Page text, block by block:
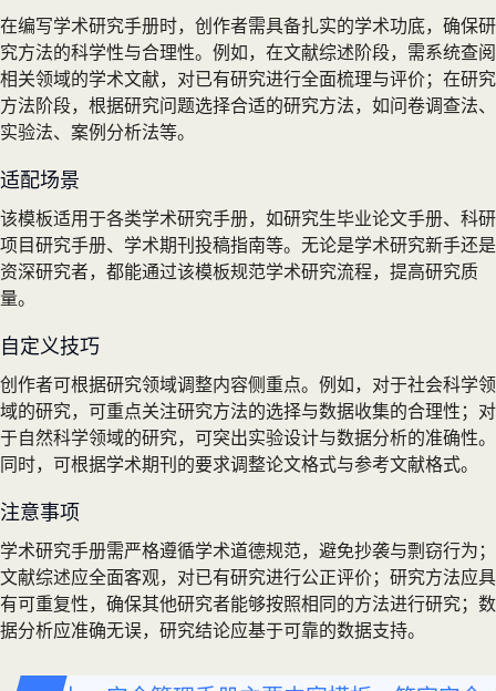
在编写学术研究手册时，创作者需具备扎实的学术功底，确保研
究方法的科学性与合理性。例如，在文献综述阶段，需系统查阅
相关领域的学术文献，对已有研究进行全面梳理与评价；在研究
方法阶段，根据研究问题选择合适的研究方法，如问卷调查法、
实验法、案例分析法等。
适配场景
该模板适用于各类学术研究手册，如研究生毕业论文手册、科研
项目研究手册、学术期刊投稿指南等。无论是学术研究新手还是
资深研究者，都能通过该模板规范学术研究流程，提高研究质
量。
自定义技巧
创作者可根据研究领域调整内容侧重点。例如，对于社会科学领
域的研究，可重点关注研究方法的选择与数据收集的合理性；对
于自然科学领域的研究，可突出实验设计与数据分析的准确性。
同时，可根据学术期刊的要求调整论文格式与参考文献格式。
注意事项
学术研究手册需严格遵循学术道德规范，避免抄袭与剽窃行为；
文献综述应全面客观，对已有研究进行公正评价；研究方法应具
有可重复性，确保其他研究者能够按照相同的方法进行研究；数
据分析应准确无误，研究结论应基于可靠的数据支持。